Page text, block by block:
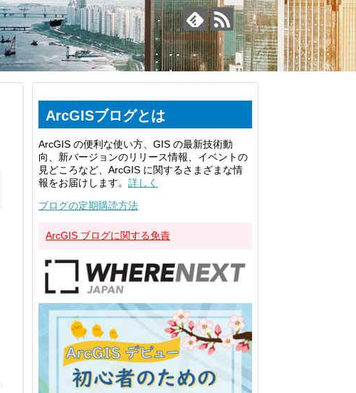
ArcGISブログとは
ArcGIS の便利な使い方、GIS の最新技術動
向、新バージョンのリリース情報、イベントの
見どころなど、ArcGIS に関するさまざまな情
報をお届けします。 詳しく
ブログの定期購読方法
ArcGIS ブログに関する免責